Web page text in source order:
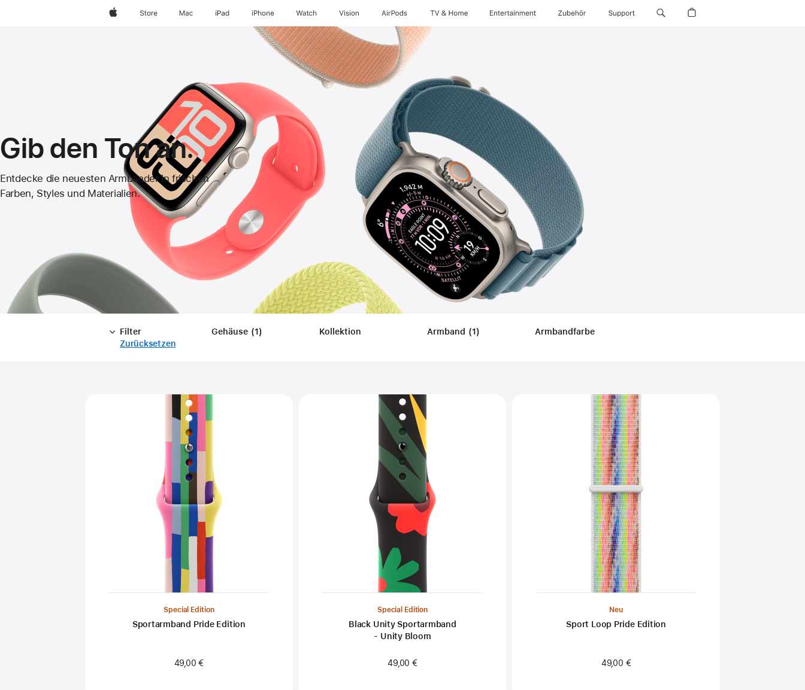
AppleStore Mac iPad iPhone Watch Vision AirPods TV & Home Entertainment Zubehör Support
Apple
Watch
Gib den Ton an.
Entdecke die neuesten Armbänder in frischen
Farben, Styles und Materialien.
Filter
Zurücksetzen
Gehäuse (1) Kollektion Armband (1) Armbandfarbe
Special Edition
Sportarmband Pride Edition
49,00 €
Special Edition
Black Unity Sportarmband
- Unity Bloom
49,00 €
Neu
Sport Loop Pride Edition
49,00 €